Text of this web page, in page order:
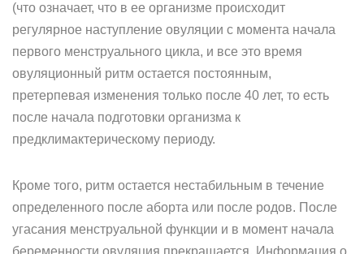
(что означает, что в ее организме происходит
регулярное наступление овуляции с момента начала
первого менструального цикла, и все это время
овуляционный ритм остается постоянным,
претерпевая изменения только после 40 лет, то есть
после начала подготовки организма к
предклимактерическому периоду.
Кроме того, ритм остается нестабильным в течение
определенного после аборта или после родов. После
угасания менструальной функции и в момент начала
беременности овуляция прекращается. Информация о